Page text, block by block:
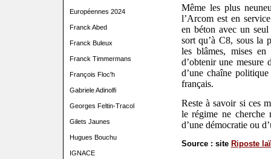
Européennes 2024
Franck Abed
Franck Buleux
Franck Timmermans
François Floc'h
Gabriele Adinolfi
Georges Feltin-Tracol
Gilets Jaunes
Hugues Bouchu
IGNACE
Même les plus
l’Arcom est en
en béton avec un
sort qu’à C8, sous la
les blâmes, mises
d’obtenir une mesure
d’une chaîne
français.
Reste à savoir si ces
le régime ne cherche
d’une démocratie ou
Source : site Riposte